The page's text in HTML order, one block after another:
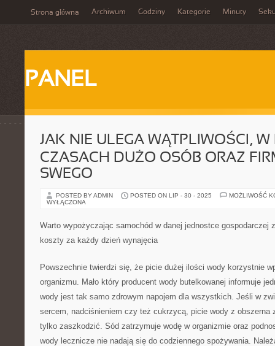
Strona główna Archiwum Godziny Kategorie Minuty
PANEL
JAK NIE ULEGA WĄTPLIWOŚCI, W
CZASACH DUŻO OSÓB ORAZ
SWEGO
POSTED BY ADMIN POSTED ON LIP - 30 - 2025
MOŻLIWOŚĆ
WYŁĄCZONA
Warto wypożyczając samochód w danej jednostce gospodarczej
koszty za każdy dzień wynajęcia
Powszechnie twierdzi się, że picie dużej ilości wody korzystnie
organizmu. Mało który producent wody butelkowanej informuje
wody jest tak samo zdrowym napojem dla wszystkich. Jeśli w
sercem, nadciśnieniem czy też cukrzycą, picie wody z obszerna
tylko zaszkodzić. Sód zatrzymuje wodę w organizmie oraz
wody lecznicze nie nadają się do codziennego spożywania.